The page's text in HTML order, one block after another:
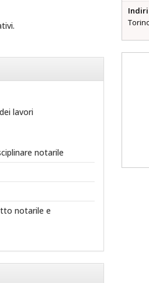
lavori
notarile
notarile e